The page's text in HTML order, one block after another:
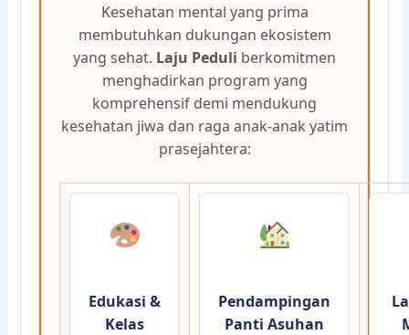
Kesehatan mental yang prima
membutuhkan dukungan ekosistem
yang sehat. Laju Peduli berkomitmen
menghadirkan program yang
komprehensif demi mendukung
kesehatan jiwa dan raga anak-anak yatim
prasejahtera:
Edukasi &
Kelas
Pendampingan
Panti Asuhan